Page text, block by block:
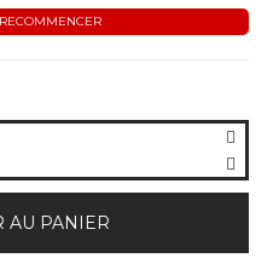
AU PANIER